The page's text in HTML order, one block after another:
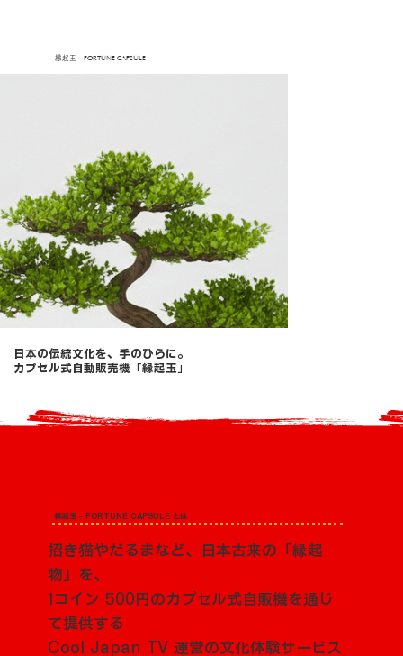
縁起玉 - FORTUNE CAPSULE
日本の伝統文化を、手のひらに。
カプセル式自動販売機「縁起玉」
縁起玉 - FORTUNE CAPSULE とは
招き猫やだるまなど、
日本古来の「縁起
物」を、
1コイン 500円のカプセル式自販機を通じ
て提供する
Cool Japan TV 運営の文化体験サービス